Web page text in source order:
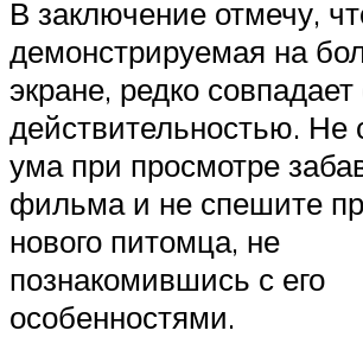
В заключение отмечу,
демонстрируемая на
экране, редко совпадает
действительностью. Не
ума при просмотре
фильма и не спешите
нового питомца, не
познакомившись с его
особенностями.